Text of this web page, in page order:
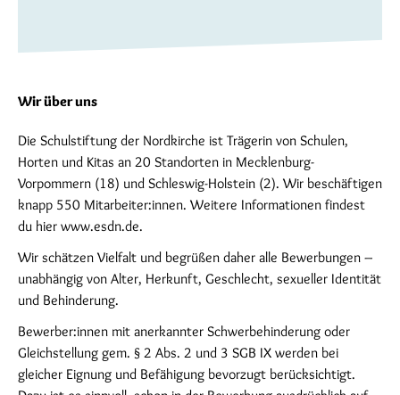
Wir über uns
Die Schulstiftung der Nordkirche ist Trägerin von Schulen,
Horten und Kitas an 20 Standorten in Mecklenburg-
Vorpommern (18) und Schleswig-Holstein (2). Wir beschäftigen
knapp 550 Mitarbeiter:innen. Weitere Informationen findest
du hier www.esdn.de.
Wir schätzen Vielfalt und begrüßen daher alle Bewerbungen –
unabhängig von Alter, Herkunft, Geschlecht, sexueller Identität
und Behinderung.
Bewerber:innen mit anerkannter Schwerbehinderung oder
Gleichstellung gem. § 2 Abs. 2 und 3 SGB IX werden bei
gleicher Eignung und Befähigung bevorzugt berücksichtigt.